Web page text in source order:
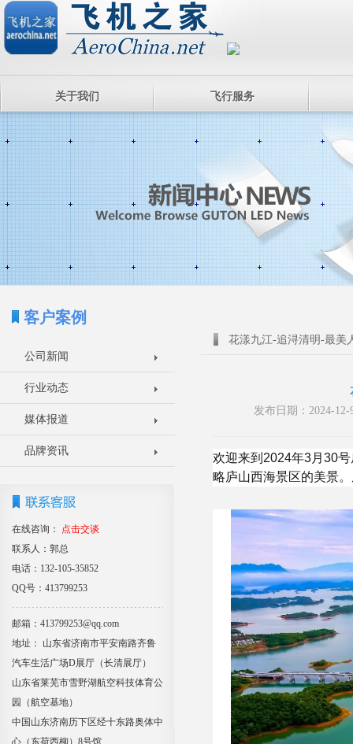
关于我们 飞行服务
客户案例
公司新闻
行业动态
媒体报道
品牌资讯
在线咨询：
点击交谈
联系人：郭总
电话：132-105-35852
QQ号：413799253
邮箱：413799253@qq.com
地址： 山东省济南市平安南路齐鲁
汽车生活广场D展厅（长清展厅）
山东省莱芜市雪野湖航空科技体育公
园（航空基地）
中国山东济南历下区经十东路奥体中
心（东荷西柳）8号馆
花漾九江-追浔清明-最美
发布日期：2024-
欢迎来到2024年3月30
略庐山西海景区的美景